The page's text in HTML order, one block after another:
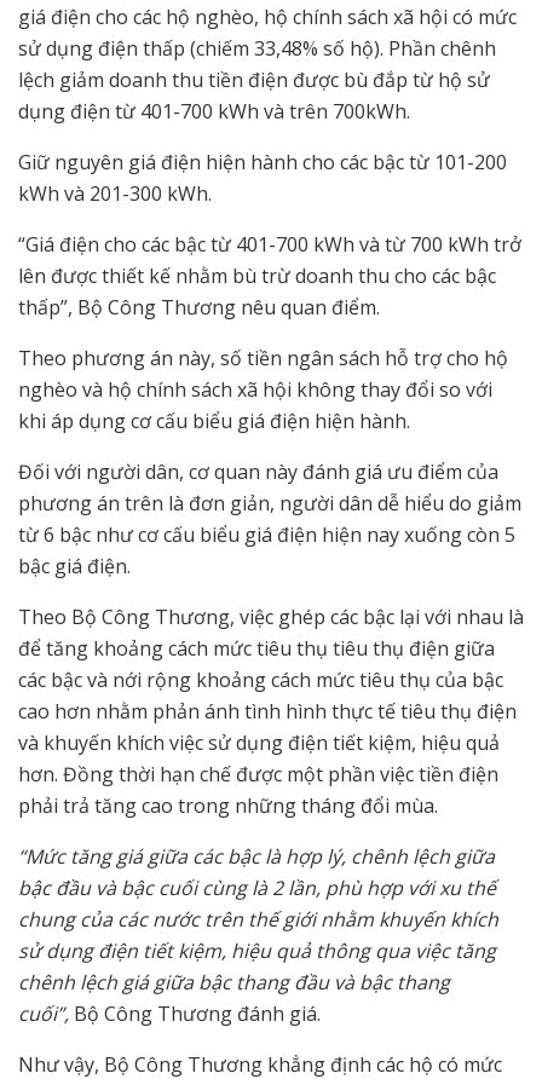
giá điện cho các hộ nghèo, hộ chính sách xã hội có mức
sử dụng điện thấp (chiếm 33,48% số hộ). Phần chênh
lệch giảm doanh thu tiền điện được bù đắp từ hộ sử
dụng điện từ 401-700 kWh và trên 700kWh.
Giữ nguyên giá điện hiện hành cho các bậc từ 101-200
kWh và 201-300 kWh.
“Giá điện cho các bậc từ 401-700 kWh và từ 700 kWh trở
lên được thiết kế nhằm bù trừ doanh thu cho các bậc
thấp”, Bộ Công Thương nêu quan điểm.
Theo phương án này, số tiền ngân sách hỗ trợ cho hộ
nghèo và hộ chính sách xã hội không thay đổi so với
khi áp dụng cơ cấu biểu giá điện hiện hành.
Đối với người dân, cơ quan này đánh giá ưu điểm của
phương án trên là đơn giản, người dân dễ hiểu do giảm
từ 6 bậc như cơ cấu biểu giá điện hiện nay xuống còn 5
bậc giá điện.
Theo Bộ Công Thương, việc ghép các bậc lại với nhau là
để tăng khoảng cách mức tiêu thụ tiêu thụ điện giữa
các bậc và nới rộng khoảng cách mức tiêu thụ của bậc
cao hơn nhằm phản ánh tình hình thực tế tiêu thụ điện
và khuyến khích việc sử dụng điện tiết kiệm, hiệu quả
hơn. Đồng thời hạn chế được một phần việc tiền điện
phải trả tăng cao trong những tháng đổi mùa.
“Mức tăng giá giữa các bậc là hợp lý, chênh lệch giữa
bậc đầu và bậc cuối cùng là 2 lần, phù hợp với xu thế
chung của các nước trên thế giới nhằm khuyến khích
sử dụng điện tiết kiệm, hiệu quả thông qua việc tăng
chênh lệch giá giữa bậc thang đầu và bậc thang
cuối”, Bộ Công Thương đánh giá.
Như vậy, Bộ Công Thương khẳng định các hộ có mức